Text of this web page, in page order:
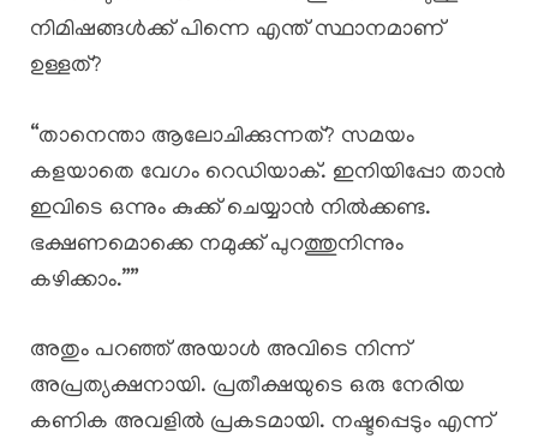
നിമിഷങ്ങൾക്ക് പിന്നെ എന്ത് സ്ഥാനമാണ്
ഉള്ളത്?
“താനെന്താ ആലോചിക്കുന്നത്? സമയം
കളയാതെ വേഗം റെഡിയാക്. ഇനിയിപ്പോ താൻ
ഇവിടെ ഒന്നും കുക്ക് ചെയ്യാൻ നിൽക്കണ്ട.
ഭക്ഷണമൊക്കെ നമുക്ക് പുറത്തുനിന്നും
കഴിക്കാം.””
അതും പറഞ്ഞ് അയാൾ അവിടെ നിന്ന്
അപ്രത്യക്ഷനായി. പ്രതീക്ഷയുടെ ഒരു നേരിയ
കണിക അവളിൽ പ്രകടമായി. നഷ്ടപ്പെടും എന്ന്